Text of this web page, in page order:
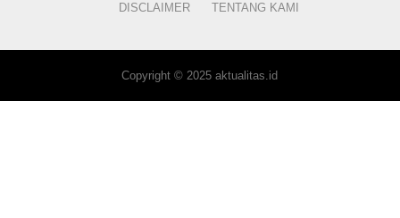
DISCLAIMER
TENTANG KAMI
Copyright © 2025 aktualitas.id